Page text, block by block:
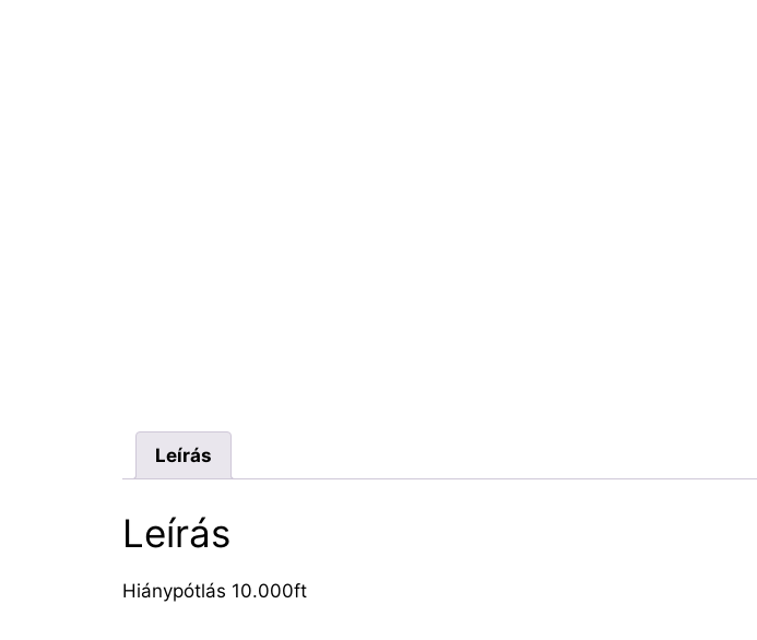
Leírás
Leírás
Hiánypótlás 10.000ft